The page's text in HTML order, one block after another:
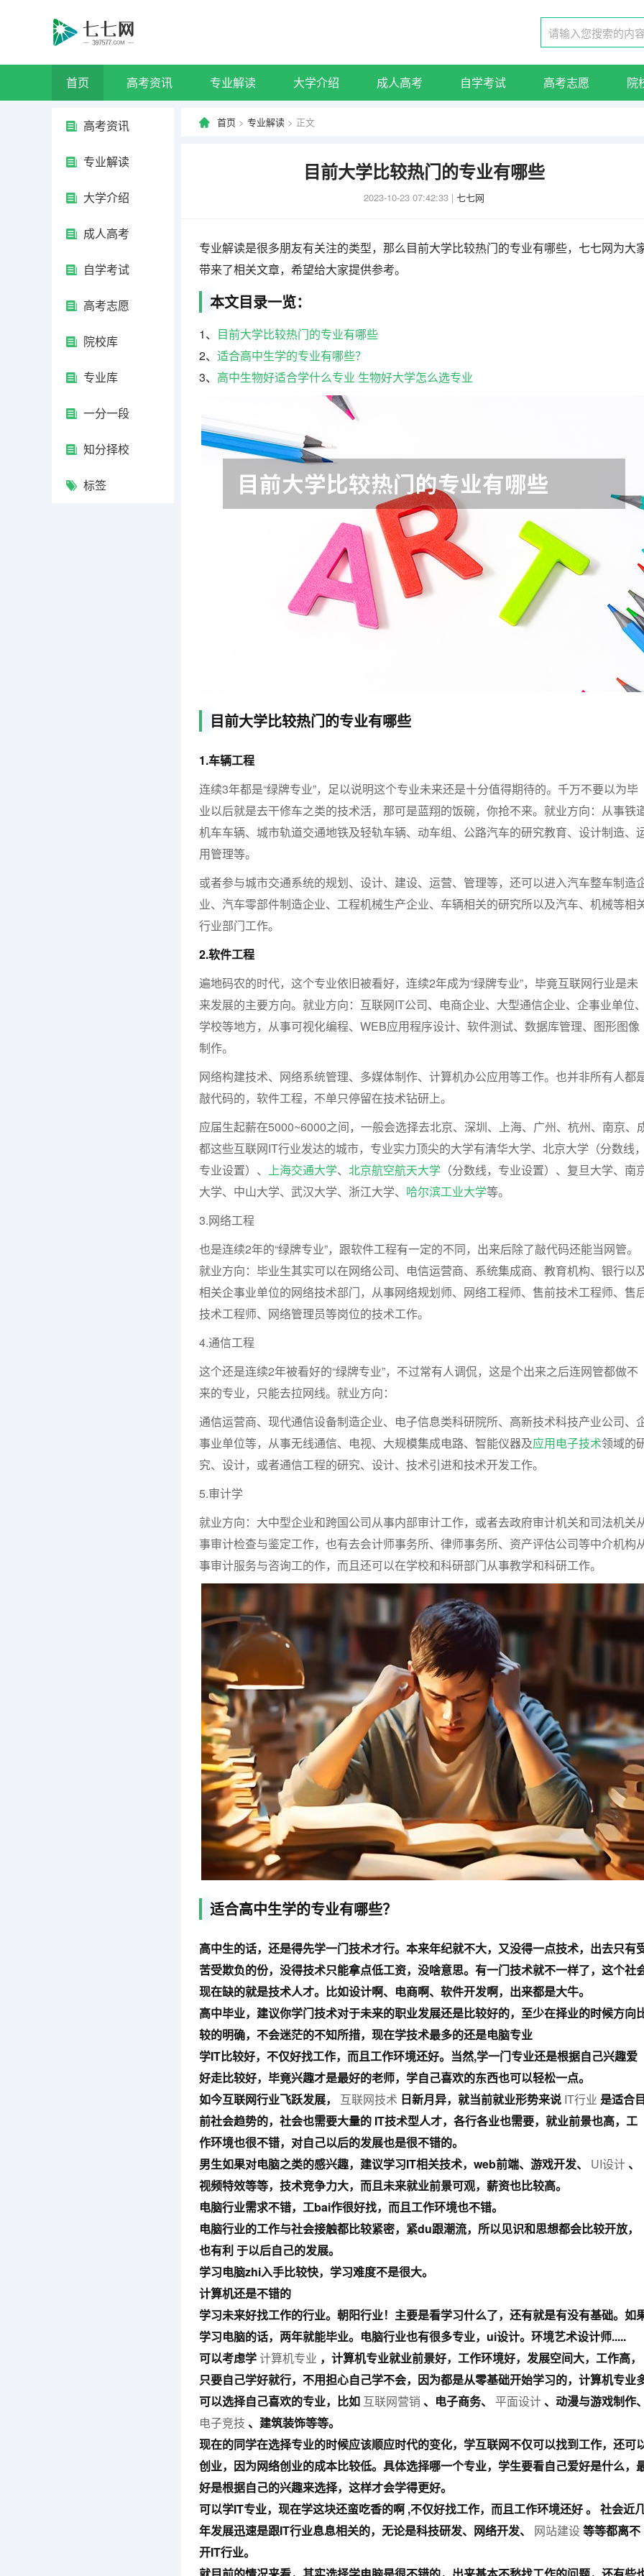
首页 高考资讯 专业解读 大学介绍 成人高考 自学考试 高考志愿 院
高考资讯
专业解读
大学介绍
成人高考
自学考试
高考志愿
院校库
专业库
一分一段
知分择校
标签
首页 > 专业解读 > 正文
目前大学比较热门的专业有哪些
2023-10-23 07:42:33 | 七七网
专业解读是很多朋友有关注的类型，那么目前大学比较热门的专业有哪些，七七网为大
带来了相关文章，希望给大家提供参考。
本文目录一览：
1、 目前大学比较热门的专业有哪些
2、 适合高中生学的专业有哪些？
3、 高中生物好适合学什么专业 生物好大学怎么选专业
目前大学比较热门的专业有哪些
1.车辆工程
连续3年都是“绿牌专业”，足以说明这个专业未来还是十分值得期待的。千万不要以为毕
业以后就是去干修车之类的技术活，那可是蓝翔的饭碗，你抢不来。就业方向：从事铁
机车车辆、城市轨道交通地铁及轻轨车辆、动车组、公路汽车的研究教育、设计制造、
用管理等。
或者参与城市交通系统的规划、设计、建设、运营、管理等，还可以进入汽车整车制造
业、汽车零部件制造企业、工程机械生产企业、车辆相关的研究所以及汽车、机械等相
行业部门工作。
2.软件工程
遍地码农的时代，这个专业依旧被看好，连续2年成为“绿牌专业”，毕竟互联网行业是未
来发展的主要方向。就业方向：互联网IT公司、电商企业、大型通信企业、企事业单位、
学校等地方，从事可视化编程、WEB应用程序设计、软件测试、数据库管理、图形图像
制作。
网络构建技术、网络系统管理、多媒体制作、计算机办公应用等工作。也并非所有人都
敲代码的，软件工程，不单只停留在技术钻研上。
应届生起薪在5000~6000之间，一般会选择去北京、深圳、上海、广州、杭州、南京、
都这些互联网IT行业发达的城市，专业实力顶尖的大学有清华大学、北京大学（分数线，
专业设置）、 上海交通大学、 北京航空航天大学 （分数线，专业设置）、复旦大学、南
大学、中山大学、武汉大学、浙江大学、 哈尔滨工业大学等。
3.网络工程
也是连续2年的“绿牌专业”，跟软件工程有一定的不同，出来后除了敲代码还能当网管。
就业方向：毕业生其实可以在网络公司、电信运营商、系统集成商、教育机构、银行以
相关企事业单位的网络技术部门，从事网络规划师、网络工程师、售前技术工程师、售
技术工程师、网络管理员等岗位的技术工作。
4.通信工程
这个还是连续2年被看好的“绿牌专业”，不过常有人调侃，这是个出来之后连网管都做不
来的专业，只能去拉网线。就业方向：
通信运营商、现代通信设备制造企业、电子信息类科研院所、高新技术科技产业公司、
事业单位等，从事无线通信、电视、大规模集成电路、智能仪器及应用电子技术领域的
究、设计，或者通信工程的研究、设计、技术引进和技术开发工作。
5.审计学
就业方向：大中型企业和跨国公司从事内部审计工作，或者去政府审计机关和司法机关
事审计检查与鉴定工作，也有去会计师事务所、律师事务所、资产评估公司等中介机构
事审计服务与咨询工的作，而且还可以在学校和科研部门从事教学和科研工作。
适合高中生学的专业有哪些？
高中生的话，还是得先学一门技术才行。本来年纪就不大，又没得一点技术，出去只有
苦受欺负的份，没得技术只能拿点低工资，没啥意思。有一门技术就不一样了，这个社
现在缺的就是技术人才。比如设计啊、电商啊、软件开发啊，出来都是大牛。
高中毕业，建议你学门技术对于未来的职业发展还是比较好的，至少在择业的时候方向
较的明确，不会迷茫的不知所措，现在学技术最多的还是电脑专业
学IT比较好，不仅好找工作，而且工作环境还好。当然,学一门专业还是根据自己兴趣爱
好走比较好，毕竟兴趣才是最好的老师，学自己喜欢的东西也可以轻松一点。
如今互联网行业飞跃发展， 互联网技术 日新月异，就当前就业形势来说 IT行业 是适合目
前社会趋势的，社会也需要大量的 IT技术型人才，各行各业也需要，就业前景也高，工
作环境也很不错，对自己以后的发展也是很不错的。
男生如果对电脑之类的感兴趣，建议学习IT相关技术，web前端、游戏开发、 UI设计、
视频特效等等，技术竞争力大，而且未来就业前景可观，薪资也比较高。
电脑行业需求不错，工bai作很好找，而且工作环境也不错。
电脑行业的工作与社会接触都比较紧密，紧du跟潮流，所以见识和思想都会比较开放，
也有利 于以后自己的发展。
学习电脑zhi入手比较快，学习难度不是很大。
计算机还是不错的
学习未来好找工作的行业。朝阳行业！主要是看学习什么了，还有就是有没有基础。如
学习电脑的话，两年就能毕业。电脑行业也有很多专业，ui设计。环境艺术设计师.....
可以考虑学计算机专业 ，计算机专业就业前景好，工作环境好，发展空间大，工作高，
只要自己学好就行，不用担心自己学不会，因为都是从零基础开始学习的，计算机专业
可以选择自己喜欢的专业，比如 互联网营销 、电子商务、 平面设计、动漫与游戏制作、
电子竞技 、建筑装饰等等。
现在的同学在选择专业的时候应该顺应时代的变化，学互联网不仅可以找到工作，还可
创业，因为网络创业的成本比较低。具体选择哪一个专业，学生要看自己爱好是什么，
好是根据自己的兴趣来选择，这样才会学得更好。
可以学IT专业，现在学这块还蛮吃香的啊 ,不仅好找工作，而且工作环境还好 。 社会近
年发展迅速是跟IT行业息息相关的，无论是科技研发、网络开发、 网站建设等等都离不
开IT行业。